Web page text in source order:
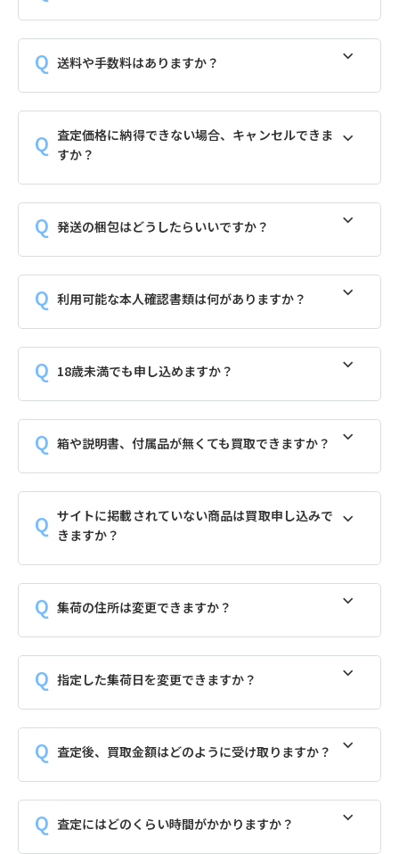
送料や手数料はありますか？
査定価格に納得できない場合、キャンセルできま
すか？
発送の梱包はどうしたらいいですか？
利用可能な本人確認書類は何がありますか？
18歳未満でも申し込めますか？
箱や説明書、付属品が無くても買取できますか？
サイトに掲載されていない商品は買取申し込みで
きますか？
集荷の住所は変更できますか？
指定した集荷日を変更できますか？
査定後、買取金額はどのように受け取りますか？
査定にはどのくらい時間がかかりますか？